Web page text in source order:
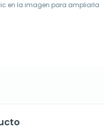
en la imagen para ampliarla